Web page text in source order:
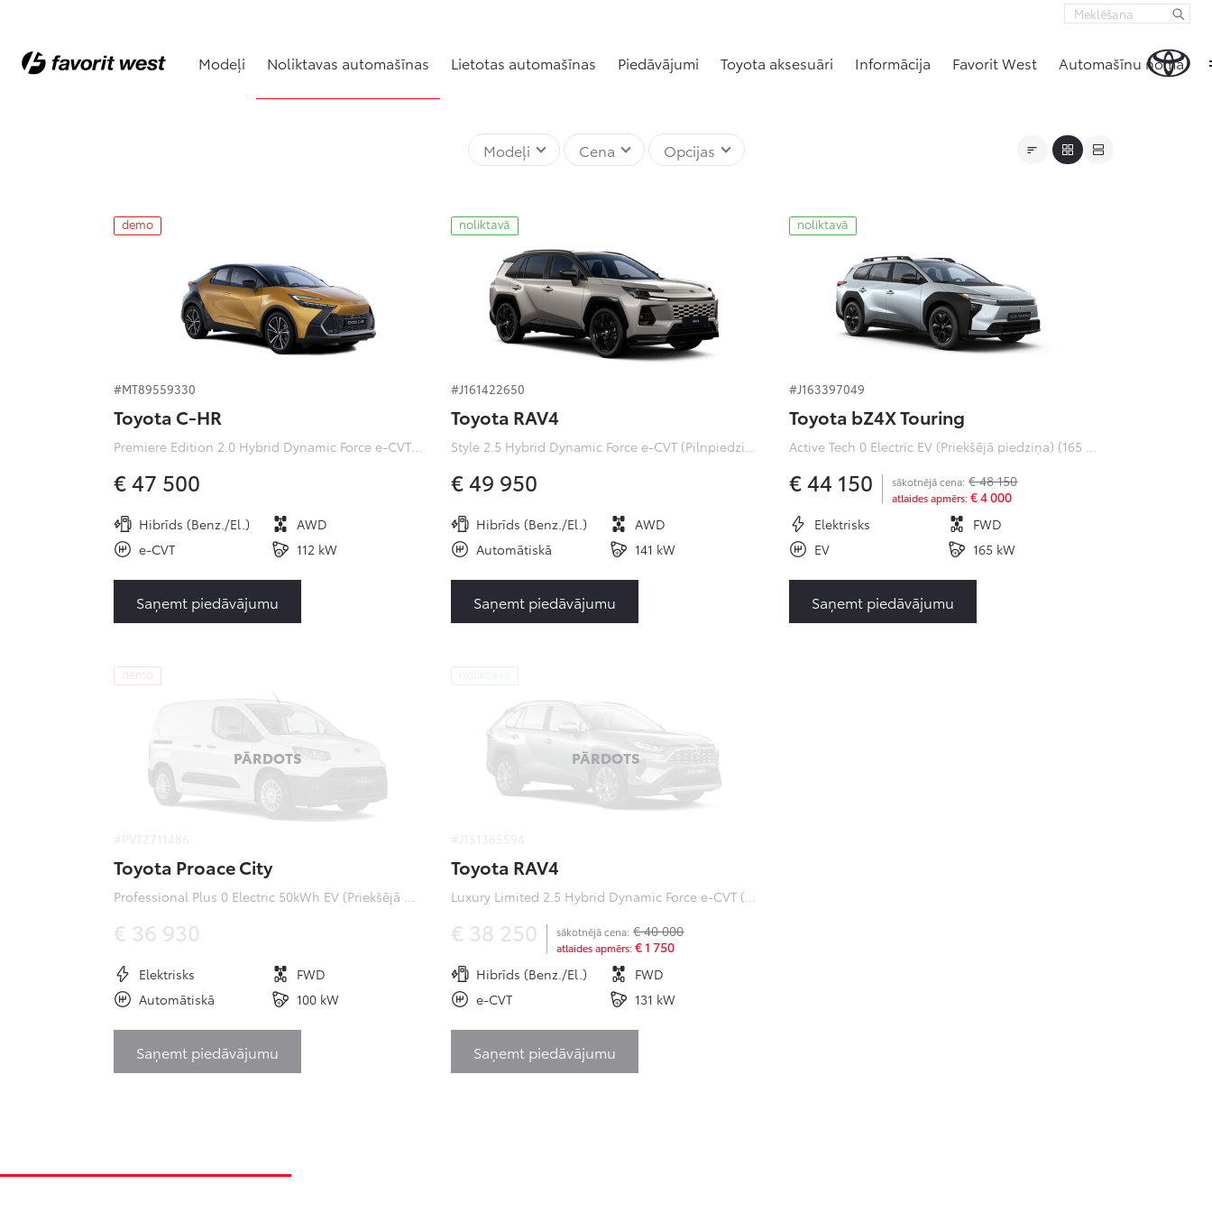
Modeļi Noliktavas automašīnas Lietotas automašīnas Piedāvājumi Toyota aksesuāri Informācija Favorit West Automašīnu noma
Modeļi Cena Opcijas
demo
#MT89559330
Toyota C-HR
Premiere Edition 2.0 Hybrid Dynamic Force e-CVT (Pilnpiedziņa) (112 kW)
€ 47 500
Hibrīds (Benz./El.)
AWD
e-CVT
112 kW
Saņemt piedāvājumu
noliktavā
#J161422650
Toyota RAV4
Style 2.5 Hybrid Dynamic Force e-CVT (Pilnpiedziņa) ( kW)
€ 49 950
Hibrīds (Benz./El.)
AWD
Automātiskā
141 kW
Saņemt piedāvājumu
noliktavā
#J163397049
Toyota bZ4X Touring
Active Tech 0 Electric EV (Priekšējā piedziņa) (165 kW)
€ 44 150 sākotnējā cena: € 48 150
atlaides apmērs: € 4 000
Elektrisks
FWD
EV
165 kW
Saņemt piedāvājumu
demo
PĀRDOTS
Toyota Proace City
Professional Plus 0 Electric 50kWh EV (Priekšējā piedziņa) (100 kW)
€ 36 930
Elektrisks
FWD
Automātiskā
100 kW
Saņemt piedāvājumu
noliktavā
PĀRDOTS
Toyota RAV4
Luxury Limited 2.5 Hybrid Dynamic Force e-CVT (Priekšējā piedziņa) (131 kW)
€ 38 250 sākotnējā cena: € 40 000
atlaides apmērs: € 1 750
Hibrīds (Benz./El.)
FWD
e-CVT
131 kW
Saņemt piedāvājumu